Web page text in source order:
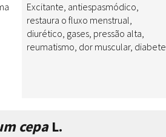
Excitante, antiespasmódico,
restaura o fluxo menstrual,
diurético, gases, pressão alta,
reumatismo, dor muscular, diabete
cepaL.